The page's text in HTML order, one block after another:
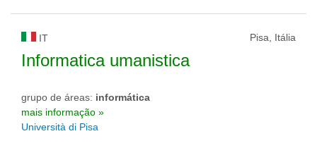
IT Pisa, Itália
Informatica umanistica
grupo de áreas: informática
mais informação »
Università di Pisa